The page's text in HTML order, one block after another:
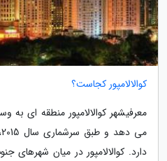
کوالالامپور کجاست؟
دارد. کوالالامپور در میان شهرهای